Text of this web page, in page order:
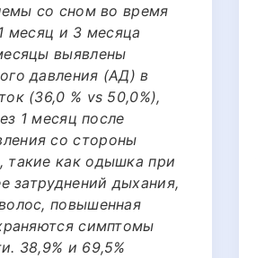
со сном во время
месяц и 3 месяца
выявлены
давления (АД) в
(36,0 % vs 50,0%),
1 месяц после
со стороны
такие как одышка при
затруднений дыхания,
повышенная
симптомы
38,9% и 69,5%